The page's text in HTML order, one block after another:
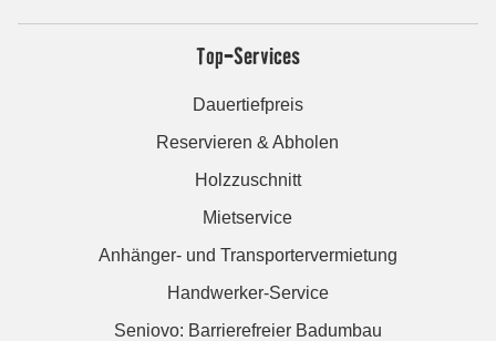
Top-Services
Dauertiefpreis
Reservieren & Abholen
Holzzuschnitt
Mietservice
Anhänger- und Transportervermietung
Handwerker-Service
Seniovo: Barrierefreier Badumbau